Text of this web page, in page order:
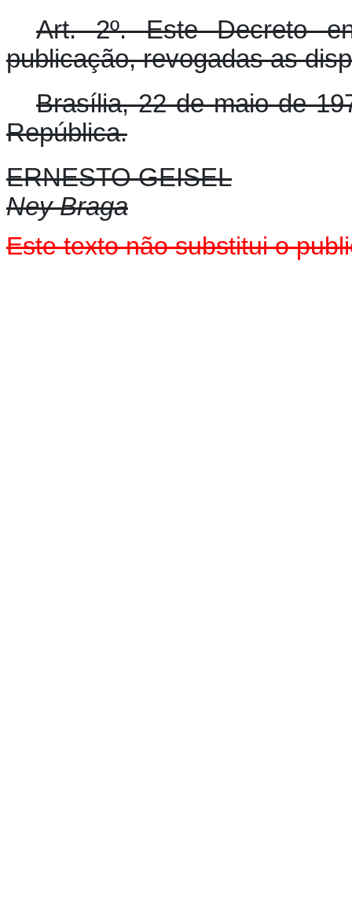
Art. 2º. Este Decreto
publicação, revogadas as
Brasília, 22 de maio de
República.
ERNESTO GEISEL
Ney Braga
Este texto não substitui o